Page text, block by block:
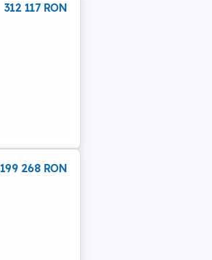
312 117 RON
199 268 RON